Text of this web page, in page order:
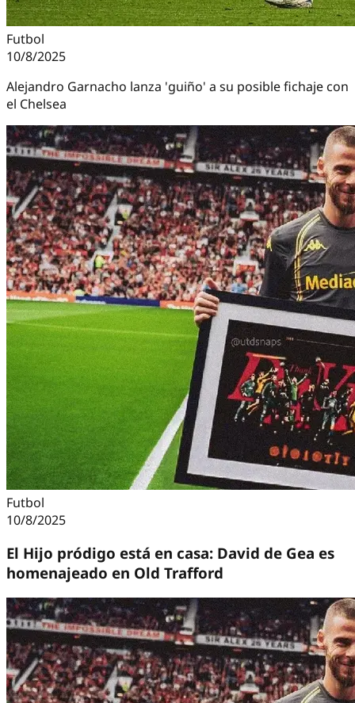
Futbol
10/8/2025
Alejandro Garnacho lanza 'guiño' a su posible fichaje con
el Chelsea
Futbol
10/8/2025
El Hijo pródigo está en casa: David de Gea es
homenajeado en Old Trafford